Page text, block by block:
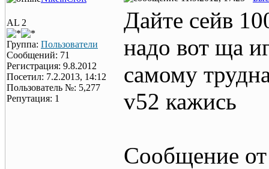
AL 2
Группа: Пользователи
Сообщений: 71
Регистрация: 9.8.2012
Посетил: 7.2.2013, 14:12
Пользователь №: 5,277
Репутация: 1
Дайте сейв
надо вот ща
самому
v52 кажись
Сообщение